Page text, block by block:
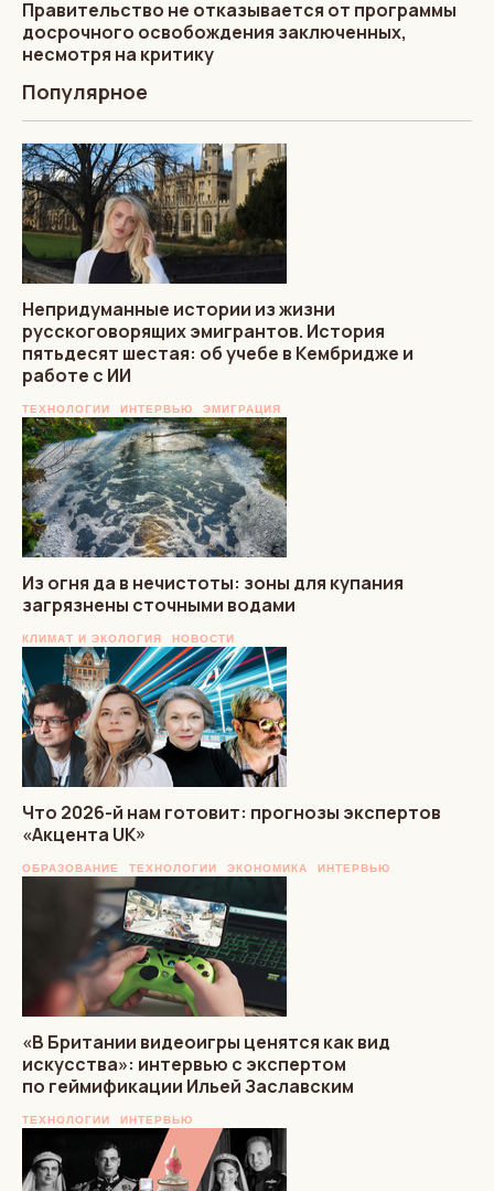
Правительство не отказывается от программы
досрочного освобождения заключенных,
несмотря на критику
Популярное
Непридуманные истории из жизни
русскоговорящих эмигрантов. История
пятьдесят шестая: об учебе в Кембридже и
работе с ИИ
ТЕХНОЛОГИИ ИНТЕРВЬЮ ЭМИГРАЦИЯ
Из огня да в нечистоты: зоны для купания
загрязнены сточными водами
КЛИМАТ И ЭКОЛОГИЯ НОВОСТИ
Что 2026-й нам готовит: прогнозы экспертов
«Акцента UK»
ОБРАЗОВАНИЕ ТЕХНОЛОГИИ ЭКОНОМИКА ИНТЕРВЬЮ
«В Британии видеоигры ценятся как вид
искусства»: интервью с экспертом
по геймификации Ильей Заславским
ТЕХНОЛОГИИ ИНТЕРВЬЮ